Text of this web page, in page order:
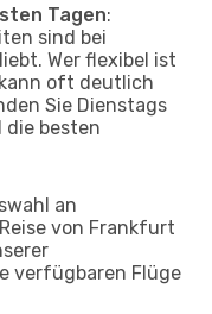
Tagen:
sind bei
Wer flexibel ist
oft deutlich
Sie Dienstags
die besten
an
von Frankfurt
verfügbaren Flüge